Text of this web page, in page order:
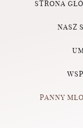
STRONA
NASZ
PANNY